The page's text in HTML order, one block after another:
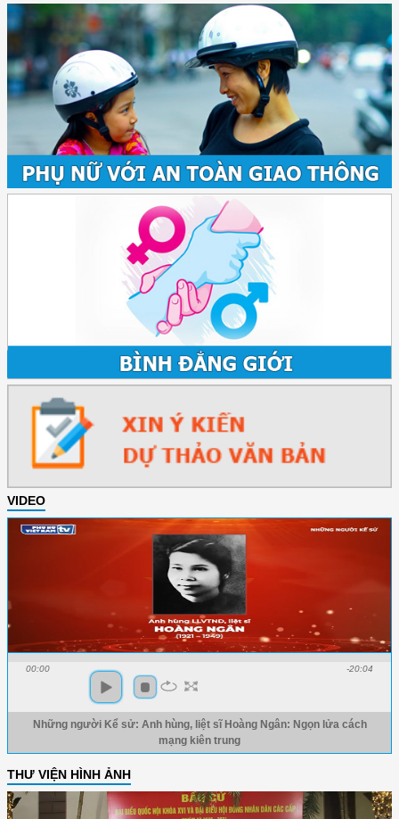
VIDEO
00:00 -20:04
Những người Kể sử: Anh hùng, liệt sĩ Hoàng Ngân: Ngọn lửa cách
mạng kiên trung
THƯ VIỆN HÌNH ẢNH